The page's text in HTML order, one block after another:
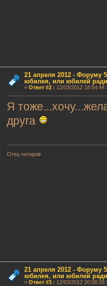
21 апреля 2012 - Форуму
юбилея, или юбилей
« Ответ #2: 12/03/2012 18:54:44
Я
друга
Отец читеров
21 апреля 2012 - Форуму
юбилея, или юбилей
« Ответ #3: 12/03/2012 20:08:28